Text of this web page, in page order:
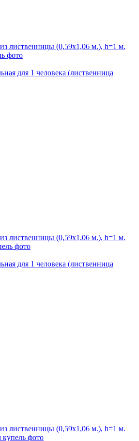
для 1 человека (лиственница
для 1 человека (лиственница